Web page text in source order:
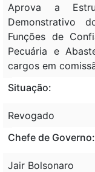
Aprova a
Demonstrativo
Funções de
Pecuária e
cargos em
Situação:
Revogado
Chefe de Governo:
Jair Bolsonaro